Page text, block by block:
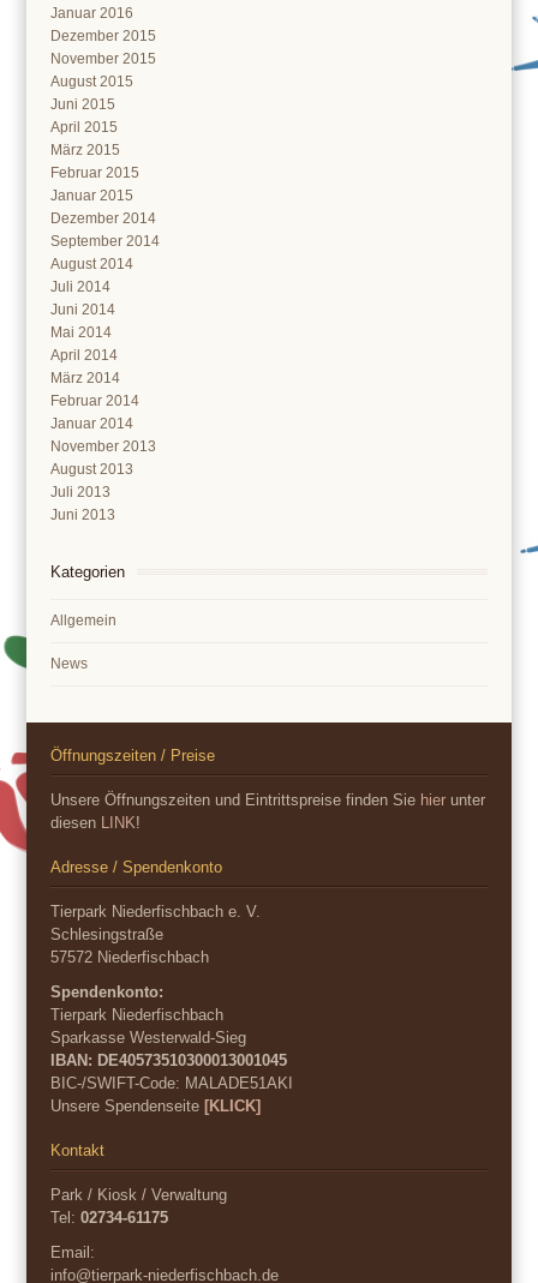
Januar 2016
Dezember 2015
November 2015
August 2015
Juni 2015
April 2015
März 2015
Februar 2015
Januar 2015
Dezember 2014
September 2014
August 2014
Juli 2014
Juni 2014
Mai 2014
April 2014
März 2014
Februar 2014
Januar 2014
November 2013
August 2013
Juli 2013
Juni 2013
Kategorien
Allgemein
News
Öffnungszeiten / Preise
Unsere Öffnungszeiten und Eintrittspreise finden Sie hier unter
diesen LINK!
Adresse / Spendenkonto
Tierpark Niederfischbach e. V.
Schlesingstraße
57572 Niederfischbach
Spendenkonto:
Tierpark Niederfischbach
Sparkasse Westerwald-Sieg
IBAN: DE40573510300013001045
BIC-/SWIFT-Code: MALADE51AKI
Unsere Spendenseite[KLICK]
Kontakt
Park / Kiosk / Verwaltung
Tel:02734-61175
Email:
info@tierpark-niederfischbach.de